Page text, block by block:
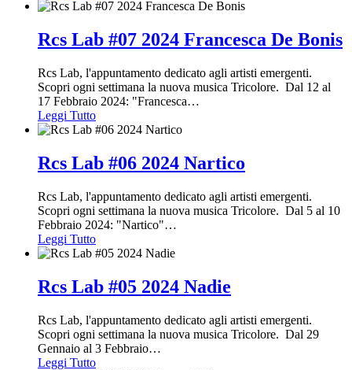
Rcs Lab #07 2024 Francesca De Bonis
Rcs Lab, l'appuntamento dedicato agli artisti emergenti.
Scopri ogni settimana la nuova musica Tricolore. Dal 12 al
17 Febbraio 2024: "Francesca…
Leggi Tutto
Rcs Lab #06 2024 Nartico
Rcs Lab, l'appuntamento dedicato agli artisti emergenti.
Scopri ogni settimana la nuova musica Tricolore. Dal 5 al 10
Febbraio 2024: "Nartico"…
Leggi Tutto
Rcs Lab #05 2024 Nadie
Rcs Lab, l'appuntamento dedicato agli artisti emergenti.
Scopri ogni settimana la nuova musica Tricolore. Dal 29
Gennaio al 3 Febbraio…
Leggi Tutto